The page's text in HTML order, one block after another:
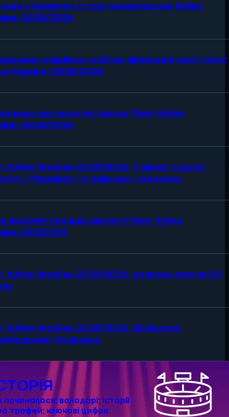
«Динамо» стало переможцем Кубка
2025/2026
офіційних осіб на фінальний матч Vbet
України-2025/2026
час початку фіналу Vbet Кубка
2025/2026
Кубок України-2025/2026. У фіналі турніру
«Чернігів» та київське «Динамо»
відомий перший фіналіст Vbet Кубка
2025/206
Кубок України-2025/2026: розклад матчів 1/2
Кубок України-2025/2026. Відбулося
1/2 фіналу
починалося; володарі; історії
трофей; ключові цифри.